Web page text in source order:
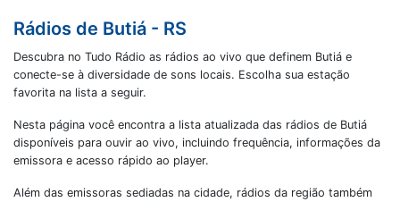
Rádios de Butiá - RS
Descubra no Tudo Rádio as rádios ao vivo que definem Butiá e
conecte-se à diversidade de sons locais. Escolha sua estação
favorita na lista a seguir.
Nesta página você encontra a lista atualizada das rádios de Butiá
disponíveis para ouvir ao vivo, incluindo frequência, informações da
emissora e acesso rápido ao player.
Além das emissoras sediadas na cidade, rádios da região também